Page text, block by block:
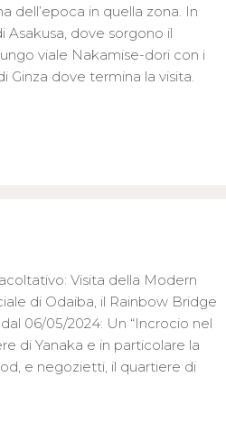
dell’epoca in quella zona. In
dove sorgono il
viale Nakamise-dori con i
Ginza dove termina la visita.
Visita della Modern
di Odaiba, il Rainbow Bridge
06/05/2024: Un “Incrocio nel
di Yanaka e in particolare la
e negozietti, il quartiere di